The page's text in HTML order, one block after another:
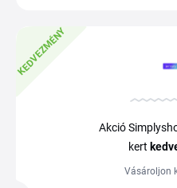
KEDVEZMÉNY
Akció
kert
Vásároljon